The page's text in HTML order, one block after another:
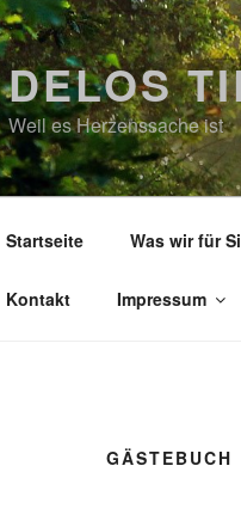
DELOS
Weil es Herzenssache ist
Startseite Was wir für
Kontakt Impressum
GÄSTEBUCH